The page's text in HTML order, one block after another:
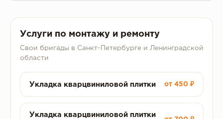
Услуги по монтажу и ремонту
Свои бригады в Санкт-Петербурге и Ленинградской
области
Укладка кварцвиниловой плитки от 450 ₽
Укладка кварцвиниловой плитки